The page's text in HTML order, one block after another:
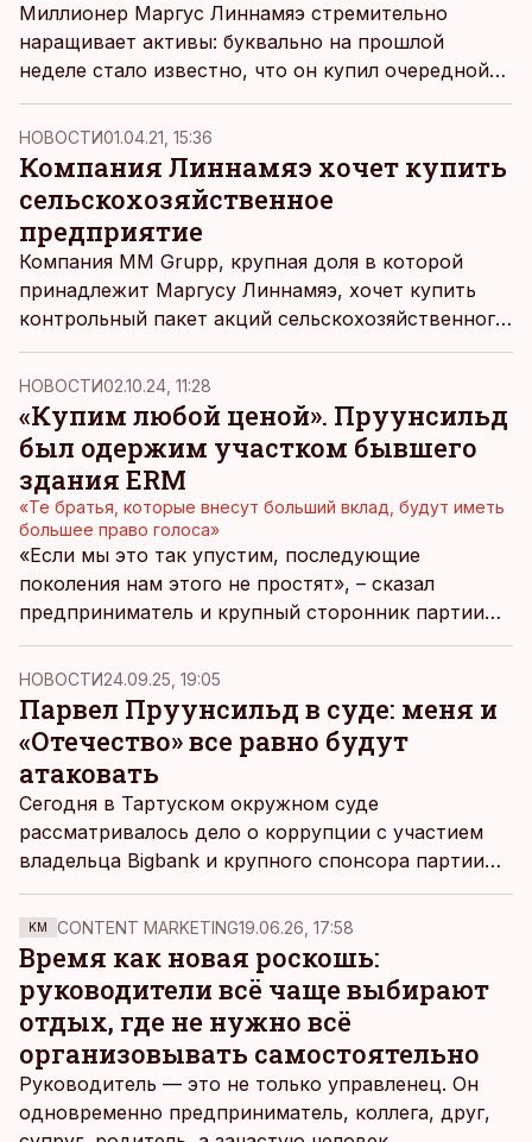
Миллионер Маргус Линнамяэ стремительно
наращивает активы: буквально на прошлой
неделе стало известно, что он купил очередной
бизнес, на этот раз - логистический. «Деловые
ведомости» вспоминают, какие еще компании
принадлежат Линнамяэ, которого иногда
называют «единственным эстонским олигархом».
НОВОСТИ01.04.21, 15:36
Компания Линнамяэ хочет купить
сельскохозяйственное
предприятие
Компания MM Grupp, крупная доля в которой
принадлежит Маргусу Линнамяэ, хочет купить
контрольный пакет акций сельскохозяйственного
предприятия Perevara AS.
НОВОСТИ02.10.24, 11:28
«Купим любой ценой». Пруунсильд
был одержим участком бывшего
здания ERM
«Те братья, которые внесут больший вклад, будут иметь
большее право голоса»
«Если мы это так упустим, последующие
поколения нам этого не простят», – сказал
предприниматель и крупный сторонник партии
«Отечество» Парвел Пруунсильд о недвижимости
по адресу Куперьянови, 9. Телефонная запись
данного разговора вчера была представлена в
суде.
НОВОСТИ24.09.25, 19:05
Парвел Пруунсильд в суде: меня и
«Отечество» все равно будут
атаковать
Сегодня в Тартуском окружном суде
рассматривалось дело о коррупции с участием
владельца Bigbank и крупного спонсора партии
«Отечество» Парвела Пруунсильда и бывшего
вице-мэра Тарту Прийта Хумала. В конце
заседания с заявлением выступил Пруунсильд,
который на протяжении всего процесса в
уездном суде в основном молчал.
KM CONTENT MARKETING19.06.26, 17:58
Время как новая роскошь:
руководители всё чаще выбирают
отдых, где не нужно всё
организовывать самостоятельно
Руководитель — это не только управленец. Он
одновременно предприниматель, коллега, друг,